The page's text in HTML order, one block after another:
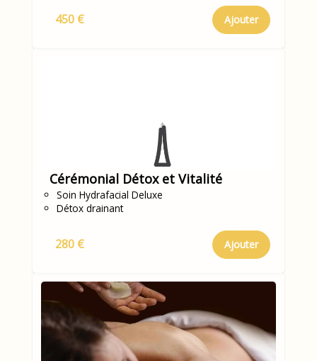
450 € Ajouter
Cérémonial Détox et Vitalité
Soin Hydrafacial Deluxe
Détox drainant
280 € Ajouter